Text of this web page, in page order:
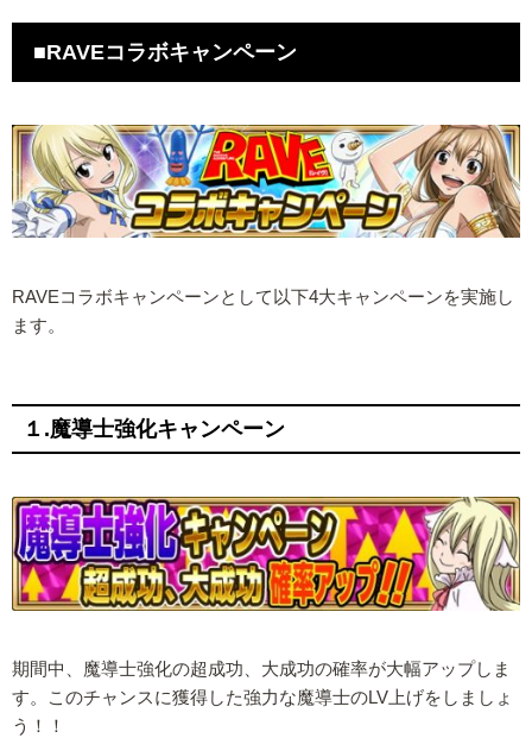
■RAVEコラボキャンペーン
RAVEコラボキャンペーンとして以下4大キャンペーンを実施し
ます。
１.魔導士強化キャンペーン
期間中、魔導士強化の超成功、大成功の確率が大幅アップしま
す。このチャンスに獲得した強力な魔導士のLV上げをしましょ
う！！